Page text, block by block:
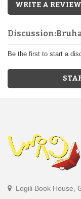
WRITE A REVIEW
Be the first to start a
Logili Book House,